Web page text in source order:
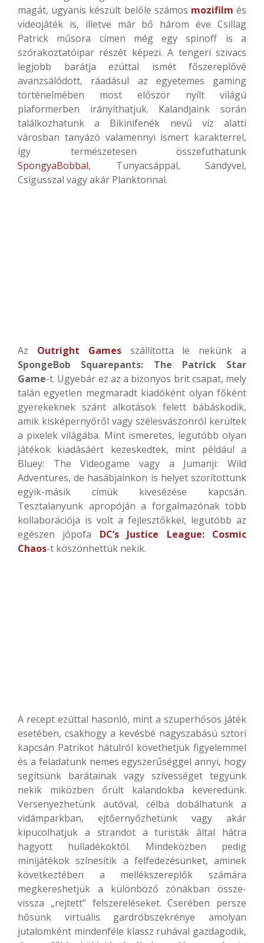
magát, ugyanis készült belőle számos mozifilm és
videojáték is, illetve már bő három éve Csillag
Patrick műsora címen még egy spinoff is a
szórakoztatóipar részét képezi. A tengeri szivacs
legjobb barátja ezúttal ismét főszereplővé
avanzsálódott, ráadásul az egyetemes gaming
történelmében most először nyílt világú
plaformerben irányíthatjuk. Kalandjaink során
találkozhatunk a Bikinifenék nevű víz alatti
városban tanyázó valamennyi ismert karakterrel,
így természetesen összefuthatunk
SpongyaBobbal, Tunyacsáppal, Sandyvel,
Csigusszal vagy akár Planktonnal.
Az Outright Gamesszállította le nekünk a
SpongeBob Squarepants: The Patrick Star
Game-t. Ugyebár ez az a bizonyos brit csapat, mely
talán egyetlen megmaradt kiadóként olyan főként
gyerekeknek szánt alkotások felett bábáskodik,
amik kisképernyőről vagy szélesvászonról kerültek
a pixelek világába. Mint ismeretes, legutóbb olyan
játékok kiadásáért kezeskedtek, mint például a
Bluey: The Videogame vagy a Jumanji: Wild
Adventures, de hasábjainkon is helyet szorítottunk
egyik-másik címük kivesézése kapcsán.
Tesztalanyunk apropóján a forgalmazónak több
kollaborációja is volt a fejlesztőkkel, legutóbb az
egészen jópofa DC’s Justice League: Cosmic
Chaos-t köszönhettük nekik.
A recept ezúttal hasonló, mint a szuperhősös játék
esetében, csakhogy a kevésbé nagyszabású sztori
kapcsán Patrikot hátulról követhetjük figyelemmel
és a feladatunk nemes egyszerűséggel annyi, hogy
segítsünk barátainak vagy szívességet tegyünk
nekik miközben őrült kalandokba keveredünk.
Versenyezhetünk autóval, célba dobálhatunk a
vidámparkban, ejtőernyőzhetünk vagy akár
kipucolhatjuk a strandot a turisták által hátra
hagyott hulladékoktól. Mindeközben pedig
minijátékok színesítik a felfedezésünket, aminek
következtében a mellékszereplők számára
megkereshetjük a különböző zónákban össze-
vissza „rejtett” felszereléseket. Cserében persze
hősünk virtuális gardróbszekrénye amolyan
jutalomként mindenféle klassz ruhával gazdagodik,